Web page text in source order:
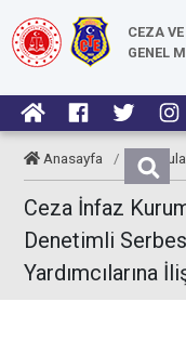
CEZA
GENEL
Anasayfa /
Ceza İnfaz
Denetimli
Yardımcılarına